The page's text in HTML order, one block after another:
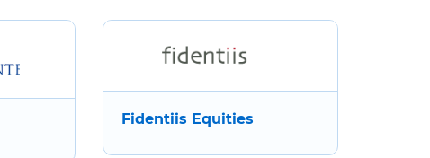
Fidentiis Equities